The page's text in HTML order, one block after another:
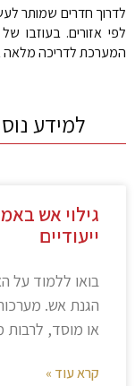
לדרוך חדרים שמותר
לפי אזורים. בעוזבו
המערכת לדריכה
למידע
גילוי אש
ייעודיים
בואו ללמוד על
הגנת אש.
או מוסד, לרבות
קרא עוד »